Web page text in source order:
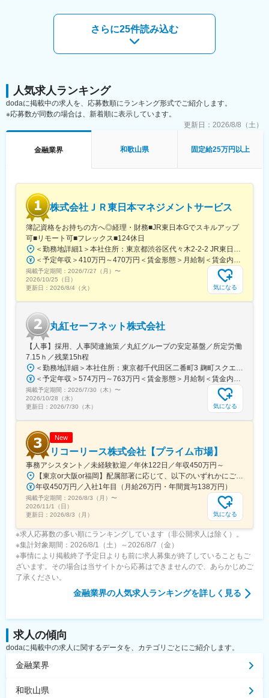
見習技術アジャスター資格を取得後は徐々に実務をキャッチアッ
プいただきながら、初級、３級、２級と上位の資格取得を目指
し、アジャスターとしてのスキルを高められます。
会社としての研修だけでなく、先輩社員から勉強会やアドバイス
をいただきながら、切磋琢磨できる環境です。
ー職や管理職への昇進の道が開けています。また、専門的な知識
を深めるための研修制度や資格取得支援制度も充実しており、自
己成長を図ることができます。キャリアアップを目指す方にとっ
て、最適な環境です。
■魅力：
環境です。
・事故解決のプロフェッショナルとして活躍できるよう、入社か
らその後も、さまざまな力を身につけ、磨き、高め続けられる環
境が整っています。
・年間休日120日（土日祝）／所定労働時間09:00～17:00とワー
クライフバランスの取りやすい環境です。
■ご参考：技術アジャスターについて／社員インタビュー等も載っ
ていますのでぜひご覧ください。
https://www.sompo-japan-saiyo.com/sompo-
sp/adjuster/img/adjuster.pdf
変更の範囲：会社の定める業務
あります。月給(月額)は固定手当を含めた表記です。
さらに25件読み込む
人気求人ランキング
dodaに掲載中の求人を、応募数順にランキング形式でご紹介します。
※応募数が同数の場合は、新着順に表示しています。
更新日： 2026/8/8（土）
金融業界 和歌山県 固定給25万円以上
株式会社ＪＲ東日本マネジメントサービス
簿記資格をお持ちの方へ◎経理・財務■JR東日本Gでスキルアップ
可■リモート可■フレックス■124休日
掲載予定期間： 2026/7/27（月） 〜
2026/10/25（日）
更新日： 2026/8/4（火） 気になる
丸紅セーフネット株式会社
【人事】採用、人事関連施策／丸紅グループの安定基盤／所定労働
7.15ｈ／残業15h程
掲載予定期間： 2026/7/30（木） 〜
2026/10/28（水）
更新日： 2026/7/30（木） 気になる
New
リコーリース株式会社【プライム市場】
事務アシスタント／未経験歓迎／年休122日／年収450万円～
年収450万円／入社1年目（月給26万円・年間賞与138万円）
掲載予定期間： 2026/8/3（月） 〜
2026/11/1（日）
更新日： 2026/8/3（月） 気になる
※求人応募数の多い順にランキングしています（非公開求人は除く）。
※集計対象期間：2026/8/1（土）～2026/8/7（金）
※事情により掲載終了予定日よりも前に求人募集が終了していることもご
ざいます。その場合は当サイトから応募はできませんので、あらかじめご
了承ください。
金融業界の人気求人ランキングを詳しく見る
求人の傾向
dodaに掲載中の求人に関するデータを、カテゴリごとにご紹介します。
金融業界
和歌山県